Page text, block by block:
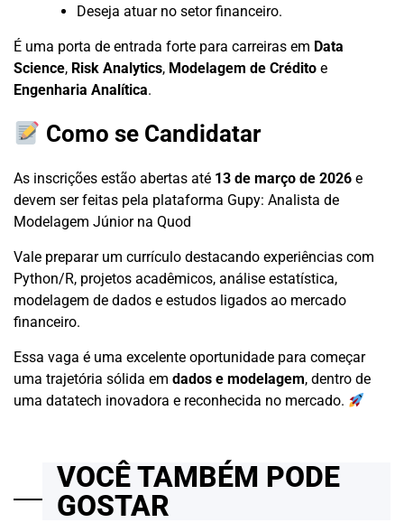
Deseja atuar no setor financeiro.
É uma porta de entrada forte para carreiras em Data
Science, Risk Analytics, Modelagem de Crédito e
Engenharia Analítica.
Como se Candidatar
As inscrições estão abertas até 13 de março de 2026 e
devem ser feitas pela plataforma Gupy: Analista de
Modelagem Júnior na Quod
Vale preparar um currículo destacando experiências com
Python/R, projetos acadêmicos, análise estatística,
modelagem de dados e estudos ligados ao mercado
financeiro.
Essa vaga é uma excelente oportunidade para começar
uma trajetória sólida em dados e modelagem, dentro de
uma datatech inovadora e reconhecida no mercado.
VOCÊ TAMBÉM PODE
GOSTAR